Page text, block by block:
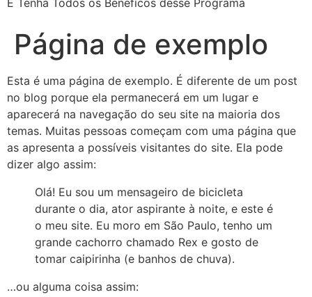
E Tenha Todos os Benefícos desse Programa
Página de exemplo
Esta é uma página de exemplo. É diferente de um post
no blog porque ela permanecerá em um lugar e
aparecerá na navegação do seu site na maioria dos
temas. Muitas pessoas começam com uma página que
as apresenta a possíveis visitantes do site. Ela pode
dizer algo assim:
Olá! Eu sou um mensageiro de bicicleta
durante o dia, ator aspirante à noite, e este é
o meu site. Eu moro em São Paulo, tenho um
grande cachorro chamado Rex e gosto de
tomar caipirinha (e banhos de chuva).
…ou alguma coisa assim: